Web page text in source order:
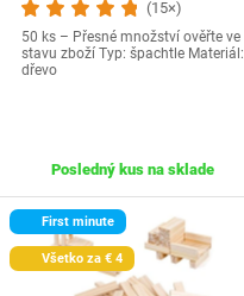
(15×)
50 ks – Přesné množství ověřte ve
stavu zboží Typ: špachtle Materiál:
dřevo
Posledný kus na sklade
First minute
Všetko za € 4